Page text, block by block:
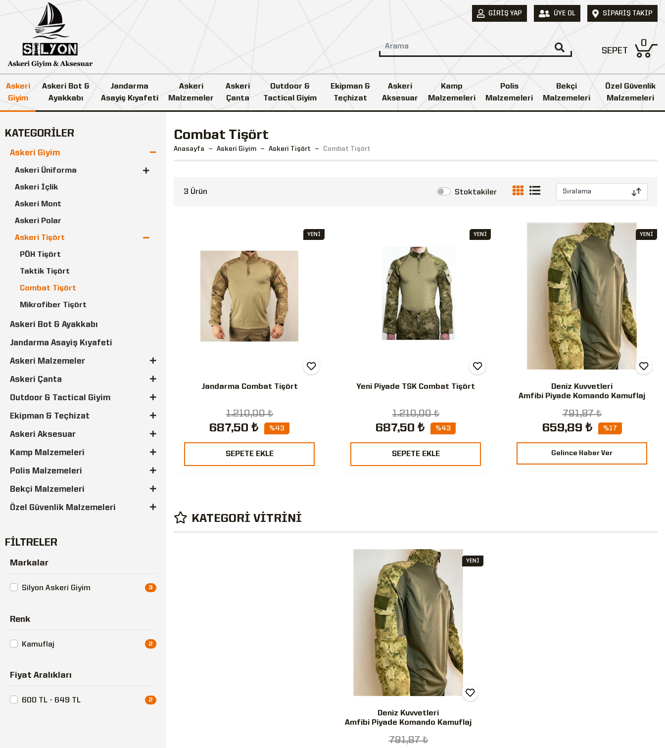
GIRIŞ YAP ÜYE OL SIPARIŞ TAKIP
SEPET
0
Askeri
Giyim
Askeri Bot &
Ayakkabı
Jandarma
Asayiş Kıyafeti
Askeri
Malzemeler
Askeri
Çanta
Outdoor &
Tactical Giyim
Ekipman &
Teçhizat
Askeri
Aksesuar
Kamp
Malzemeleri
Polis
Malzemeleri
Bekçi
Malzemeleri
Özel Güvenlik
Malzemeleri
KATEGORİLER
Askeri Giyim
Askeri Üniforma
Askeri İçlik
Askeri Mont
Askeri Polar
Askeri Tişört
PÖH Tişört
Taktik Tişört
Combat Tişört
Mikrofiber Tişört
Askeri Çorap
Askeri Pantolon
Askeri İç Çamaşırı
Askeri Bere - Boyunluk - Eldiven
Askeri Panço Yağmurluk
Askeri Urbam Bere
Askeri Bot & Ayakkabı
Jandarma Asayiş Kıyafeti
Askeri Malzemeler
Askeri Çanta
Outdoor & Tactical Giyim
Ekipman & Teçhizat
Askeri Aksesuar
Kamp Malzemeleri
Polis Malzemeleri
Bekçi Malzemeleri
Özel Güvenlik Malzemeleri
FİLTRELER
Markalar
Silyon Askeri Giyim 3
Renk
Kamuflaj 2
Fiyat Aralıkları
600 TL - 649 TL 2
Combat Tişört
Anasayfa Askeri Giyim Askeri Tişört Combat Tişört
3 Ürün Stoktakiler
Jandarma Combat Tişört
1.210,00 ₺
687,50 ₺ %43
SEPETE EKLE
YENİ
Yeni Piyade TSK Combat Tişört
1.210,00 ₺
687,50 ₺ %43
SEPETE EKLE
YENİ
Deniz Kuvvetleri
Amfibi Piyade Komando Kamuflaj
791,87 ₺
659,89 ₺ %17
Gelince Haber Ver
YENİ
KATEGORİ VİTRİNİ
Deniz Kuvvetleri
Amfibi Piyade Komando Kamuflaj
791,87 ₺
YENİ